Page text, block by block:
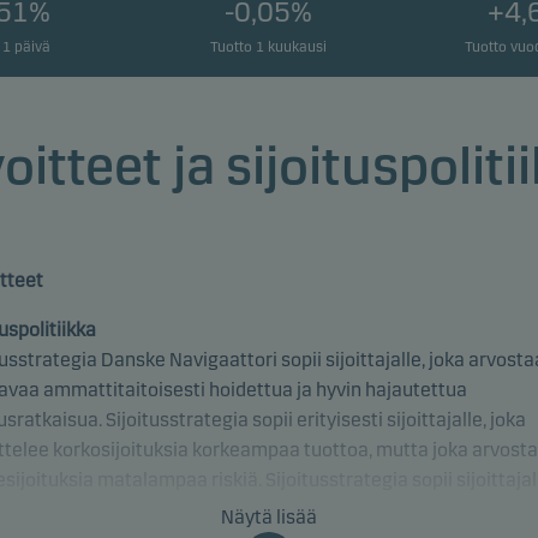
päivä
-0,05%
Tuotto 1 kuukausi Tuotto
ja
Danske Navigaattori sopii sijoittajalle, joka
ammattitaitoisesti hoidettua ja hyvin hajautettua
Sijoitusstrategia sopii erityisesti sijoittajalle, joka
korkosijoituksia korkeampaa tuottoa, mutta joka
haluaa hajauttaa varansa tehokkaasti eri osake-, korko-,
Näytä lisää